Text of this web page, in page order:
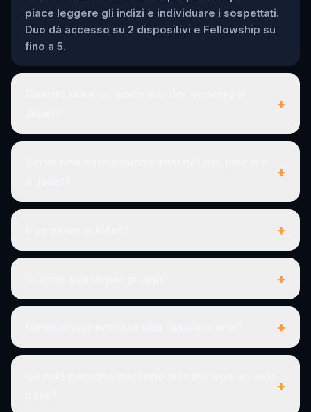
piace leggere gli indizi e individuare i sospettati.
Duo dà accesso su 2 dispositivi e Fellowship su
fino a 5.
+
+
+
+
+
+